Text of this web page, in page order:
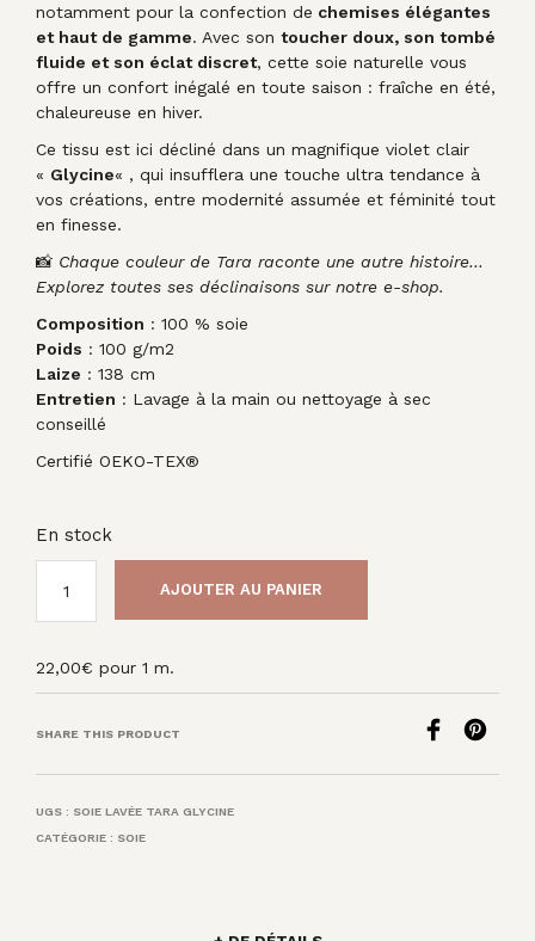
notamment pour la confection de chemises élégantes
et haut de gamme. Avec son toucher doux, son tombé
fluide et son éclat discret, cette soie naturelle vous
offre un confort inégalé en toute saison : fraîche en été,
chaleureuse en hiver.
Ce tissu est ici décliné dans un magnifique violet clair
« Glycine« , qui insufflera une touche ultra tendance à
vos créations, entre modernité assumée et féminité tout
en finesse.
📸 Chaque couleur de Tara raconte une autre histoire…
Explorez toutes ses déclinaisons sur notre e-shop.
Composition : 100 % soie
Poids : 100 g/m2
Laize : 138 cm
Entretien : Lavage à la main ou nettoyage à sec
conseillé
Certifié OEKO-TEX®
En stock
AJOUTER AU PANIER
22,00€ pour 1 m.
SHARE THIS PRODUCT
UGS : SOIE LAVÉE TARA GLYCINE
CATÉGORIE : SOIE